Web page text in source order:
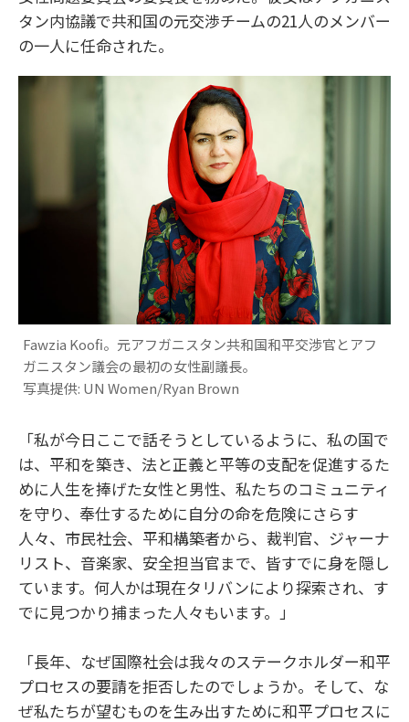
タン内協議で共和国の元交渉チームの21人のメンバー
の一人に任命された。
Fawzia Koofi。元アフガニスタン共和国和平交渉官とアフ
ガニスタン議会の最初の女性副議長。
写真提供: UN Women/Ryan Brown
「私が今日ここで話そうとしているように、私の国で
は、平和を築き、法と正義と平等の支配を促進するた
めに人生を捧げた女性と男性、私たちのコミュニティ
を守り、奉仕するために自分の命を危険にさらす
人々、市民社会、平和構築者から、裁判官、ジャーナ
リスト、音楽家、安全担当官まで、皆すでに身を隠し
ています。何人かは現在タリバンにより探索され、す
でに見つかり捕まった人々もいます。」
「長年、なぜ国際社会は我々のステークホルダー和平
プロセスの要請を拒否したのでしょうか。そして、な
ぜ私たちが望むものを生み出すために和平プロセスに